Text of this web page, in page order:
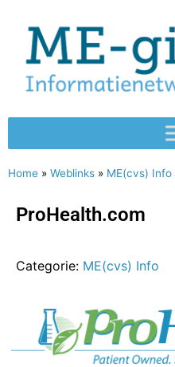
Home » Weblinks » ME(cvs) Info
ProHealth.com
Categorie: ME(cvs) Info